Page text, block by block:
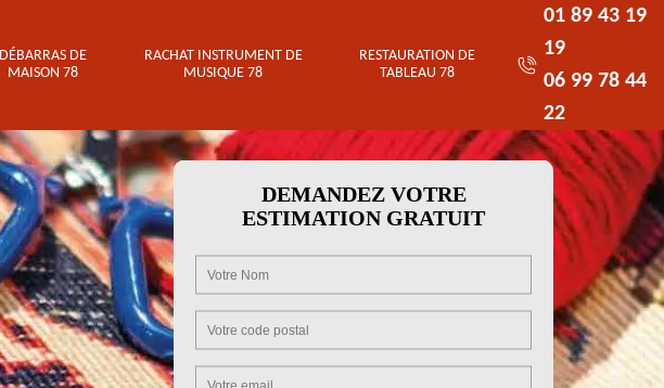
DÉBARRAS DE
MAISON 78
RACHAT INSTRUMENT DE
MUSIQUE 78
RESTAURATION DE
TABLEAU 78
01 89 43 19
19
06 99 78 44
22
DEMANDEZ VOTRE
ESTIMATION GRATUIT